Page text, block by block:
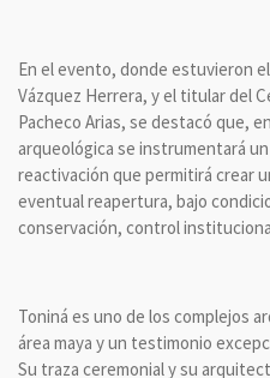
En el evento, donde estuvieron
Vázquez Herrera, y el titular del
Pacheco Arias, se destacó que,
arqueológica se instrumentará
reactivación que permitirá crear
eventual reapertura, bajo
conservación, control
Toniná es uno de los complejos
área maya y un testimonio
Su traza ceremonial y su